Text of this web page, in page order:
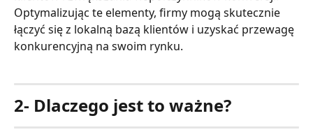
Optymalizując te elementy, firmy mogą skutecznie
łączyć się z lokalną bazą klientów i uzyskać przewagę
konkurencyjną na swoim rynku.
2- Dlaczego jest to ważne?